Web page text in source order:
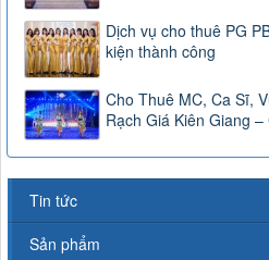
Dịch vụ cho thuê PG
kiện thành công
Cho Thuê MC, Ca Sĩ,
Rạch Giá Kiên Giang
Tin tức
Sản phẩm